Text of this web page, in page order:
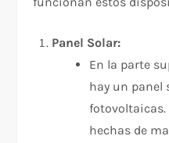
Panel Solar:
En la parte
hay un panel
fotovoltaicas.
hechas de